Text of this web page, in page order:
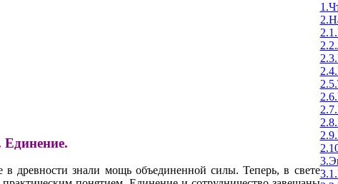
Единение.
древности знали мощь объединенной силы. Теперь, в свете